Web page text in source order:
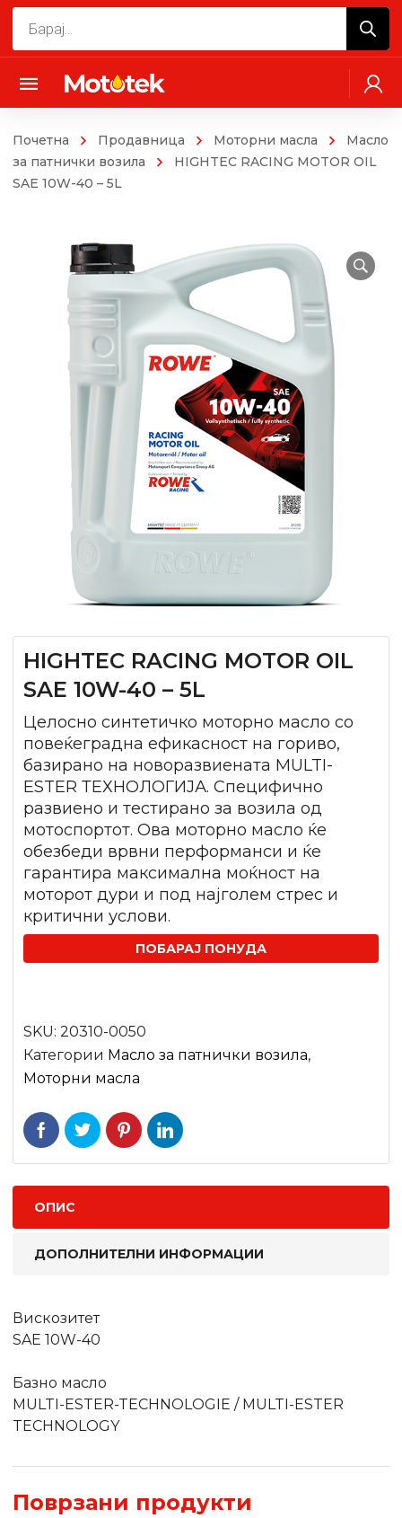
Почетна Продавница Моторни масла
Mасло
за патнички возила
HIGHTEC RACING MOTOR OIL
SAE 10W-40 – 5L
HIGHTEC RACING MOTOR OIL
SAE 10W-40 – 5L
Целосно синтетичко моторно масло со
повеќеградна ефикасност на гориво,
базирано на новоразвиената MULTI-
ESTER ТЕХНОЛОГИЈА. Специфично
развиено и тестирано за возила од
мотоспортот. Ова моторно масло ќе
обезбеди врвни перформанси и ќе
гарантира максимална моќност на
моторот дури и под најголем стрес и
критични услови.
ПОБАРАЈ ПОНУДА
SKU: 20310-0050
Категории Mасло за патнички возила,
Моторни масла
ОПИС
ДОПОЛНИТЕЛНИ ИНФОРМАЦИИ
Вискозитет
SAE 10W-40
Базно масло
MULTI-ESTER-TECHNOLOGIE / MULTI-ESTER
TECHNOLOGY
Поврзани продукти